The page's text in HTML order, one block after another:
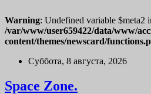
Warning: Undefined variable $meta2
/var/www/user659422/data/www/
content/themes/newscard/
Перейти
содержимому
Суббота, 8 августа, 2026
Space Zone.